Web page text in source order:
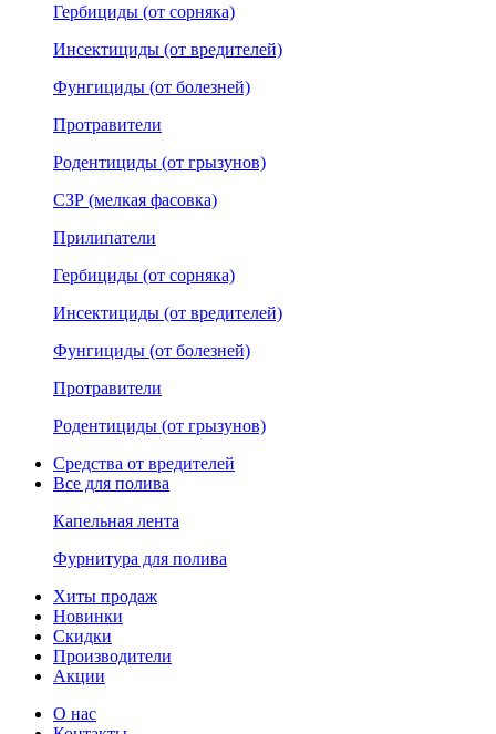
Гербициды (от сорняка)
Инсектициды (от вредителей)
Фунгициды (от болезней)
Протравители
Родентициды (от грызунов)
СЗР (мелкая фасовка)
Прилипатели
Гербициды (от сорняка)
Инсектициды (от вредителей)
Фунгициды (от болезней)
Протравители
Родентициды (от грызунов)
Средства от вредителей
Все для полива
Капельная лента
Фурнитура для полива
Хиты продаж
Новинки
Скидки
Производители
Акции
О нас